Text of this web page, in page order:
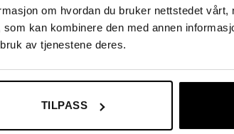
om hvordan du bruker nettstedet vårt,
kan kombinere den med annen
av tjenestene deres.
TILPASS